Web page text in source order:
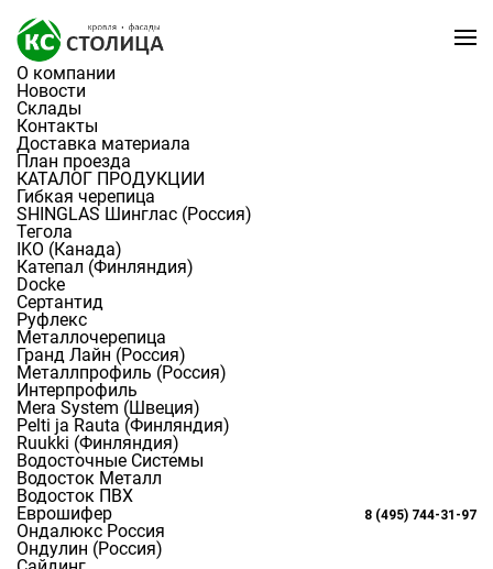
8 (495) 744-31-97
О компании
Новости
Склады
Контакты
Доставка материала
План проезда
КАТАЛОГ ПРОДУКЦИИ
Гибкая черепица
SHINGLAS Шинглас (Россия)
Тегола
IKO (Канада)
Катепал (Финляндия)
Docke
Сертантид
Руфлекс
Металлочерепица
Гранд Лайн (Россия)
Металлпрофиль (Россия)
Интерпрофиль
Mera System (Швеция)
Pelti ja Rauta (Финляндия)
Ruukki (Финляндия)
Водосточные Системы
Водосток Металл
Водосток ПВХ
Еврошифер
Ондалюкс Россия
Ондулин (Россия)
Главная Каталог
Цокольный сайдинг
Цокольный сайдинг для фасадов и стен.